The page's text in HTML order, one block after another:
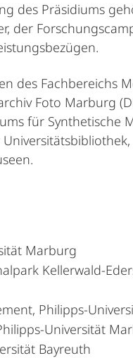
des Präsidiums
der
des Fachbereichs
Foto Marburg
für Synthetische
Marburg
Kellerwald-
Philipps-
Universität
Bayreuth